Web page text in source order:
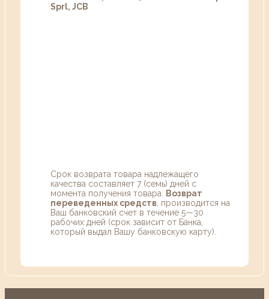
Sprl, JCB
Срок возврата товара надлежащего
качества составляет 7 (семь) дней с
момента получения товара.
Возврат
переведенных средств , производится на
Ваш банковский счет в течение 5—30
рабочих дней (срок зависит от Банка,
который выдал Вашу банковскую карту).